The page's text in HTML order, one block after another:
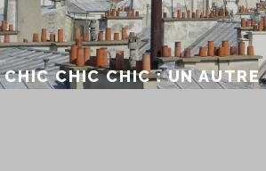
CHIC CHIC CHIC : UN AUTRE